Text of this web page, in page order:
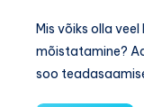
Mis võiks olla
mõistatamine?
soo